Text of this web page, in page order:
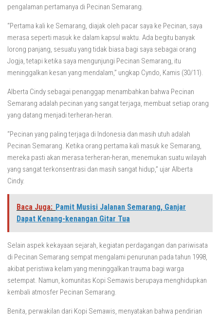
pengalaman pertamanya di Pecinan Semarang.
“Pertama kali ke Semarang, diajak oleh pacar saya ke Pecinan, saya
merasa seperti masuk ke dalam kapsul waktu. Ada begitu banyak
lorong panjang, sesuatu yang tidak biasa bagi saya sebagai orang
Jogja, tetapi ketika saya mengunjungi Pecinan Semarang, itu
meninggalkan kesan yang mendalam,” ungkap Cyndo, Kamis (30/11).
Alberta Cindy sebagai penanggap menambahkan bahwa Pecinan
Semarang adalah pecinan yang sangat terjaga, membuat setiap orang
yang datang menjadi terheran-heran.
“Pecinan yang paling terjaga di Indonesia dan masih utuh adalah
Pecinan Semarang. Ketika orang pertama kali masuk ke Semarang,
mereka pasti akan merasa terheran-heran, menemukan suatu wilayah
yang sangat terkonsentrasi dan masih sangat hidup,” ujar Alberta
Cindy.
Baca Juga: Pamit Musisi Jalanan Semarang, Ganjar
Dapat Kenang-kenangan Gitar Tua
Selain aspek kekayaan sejarah, kegiatan perdagangan dan pariwisata
di Pecinan Semarang sempat mengalami penurunan pada tahun 1998,
akibat peristiwa kelam yang meninggalkan trauma bagi warga
setempat. Namun, komunitas Kopi Semawis berupaya menghidupkan
kembali atmosfer Pecinan Semarang.
Benita, perwakilan dari Kopi Semawis, menyatakan bahwa pendirian